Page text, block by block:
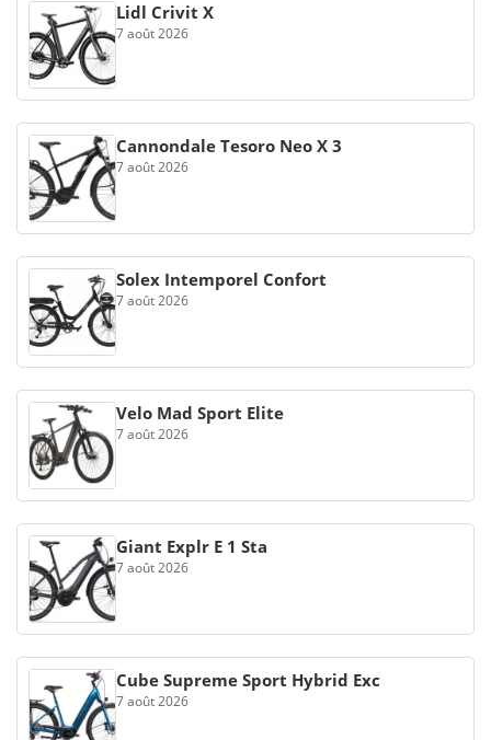
Lidl Crivit X
7 août 2026
Cannondale Tesoro Neo X 3
7 août 2026
Solex Intemporel Confort
7 août 2026
Velo Mad Sport Elite
7 août 2026
Giant Explr E 1 Sta
7 août 2026
Cube Supreme Sport Hybrid Exc
7 août 2026